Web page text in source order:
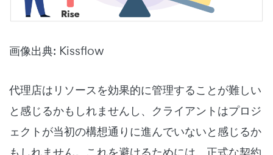
画像出典: Kissflow
代理店はリソースを効果的に管理することが難しい
と感じるかもしれませんし、クライアントはプロジ
ェクトが当初の構想通りに進んでいないと感じるか